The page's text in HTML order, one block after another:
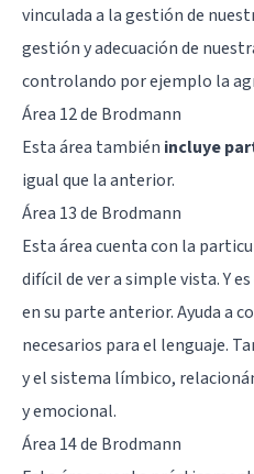
vinculada a la gestión de
gestión y adecuación de
controlando por ejemplo la
Área 12 de Brodmann
Esta área también incluye
igual que la anterior.
Área 13 de Brodmann
Esta área cuenta con la
difícil de ver a simple vista. Y
en su parte anterior. Ayuda a
necesarios para el lenguaje.
y elsistema límbico,
y emocional.
Área 14 de Brodmann